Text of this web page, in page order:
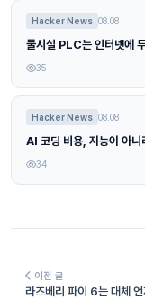
Hacker News 08.08
물시설 PLC는 인터넷에
35
Hacker News 08.08
AI 코딩 비용, 지능이 아
34
이전 글
라즈베리 파이 6는 대체